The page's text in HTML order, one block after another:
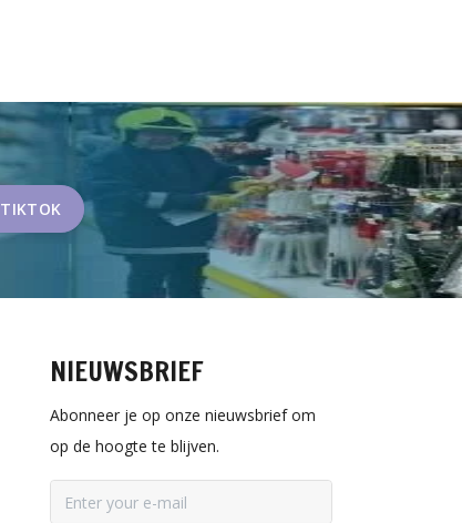
TIKTOK
NIEUWSBRIEF
Abonneer je op onze nieuwsbrief om
op de hoogte te blijven.